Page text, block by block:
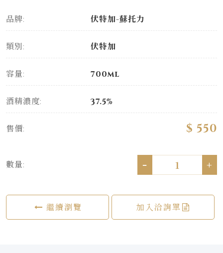
品牌: 伏特加-蘇托力
類別: 伏特加
容量: 700ml
酒精濃度: 37.5%
售價: $ 550
數量: - +
繼續瀏覽 加入洽詢單